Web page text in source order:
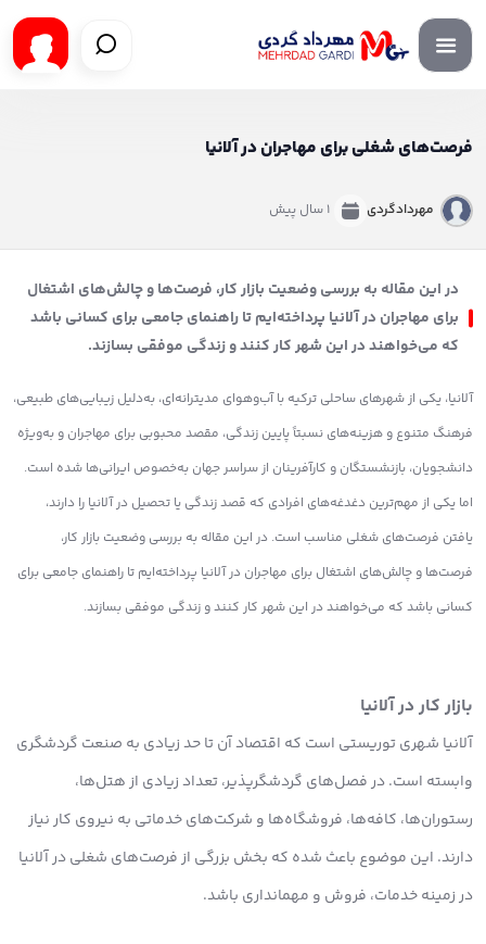
فرصت‌های شغلی برای مهاجران در آلانیا
مهردادگردی 1 سال پیش
در این مقاله به بررسی وضعیت بازار کار، فرصت‌ها و چالش‌های اشتغال
برای مهاجران در آلانیا پرداخته‌ایم تا راهنمای جامعی برای کسانی باشد
که می‌خواهند در این شهر کار کنند و زندگی موفقی بسازند.
آلانیا، یکی از شهرهای ساحلی ترکیه با آب‌وهوای مدیترانه‌ای، به‌دلیل زیبایی‌های طبیعی،
فرهنگ متنوع و هزینه‌های نسبتاً پایین زندگی، مقصد محبوبی برای مهاجران و به‌ویژه
دانشجویان، بازنشستگان و کارآفرینان از سراسر جهان به‌خصوص ایرانی‌ها شده است.
اما یکی از مهم‌ترین دغدغه‌های افرادی که قصد زندگی یا تحصیل در آلانیا را دارند،
یافتن فرصت‌های شغلی مناسب است. در این مقاله به بررسی وضعیت بازار کار،
فرصت‌ها و چالش‌های اشتغال برای مهاجران در آلانیا پرداخته‌ایم تا راهنمای جامعی برای
کسانی باشد که می‌خواهند در این شهر کار کنند و زندگی موفقی بسازند.
بازار کار در آلانیا
آلانیا شهری توریستی است که اقتصاد آن تا حد زیادی به صنعت گردشگری
وابسته است. در فصل‌های گردشگرپذیر، تعداد زیادی از هتل‌ها،
رستوران‌ها، کافه‌ها، فروشگاه‌ها و شرکت‌های خدماتی به نیروی کار نیاز
دارند. این موضوع باعث شده که بخش بزرگی از فرصت‌های شغلی در آلانیا
در زمینه خدمات، فروش و مهمانداری باشد.